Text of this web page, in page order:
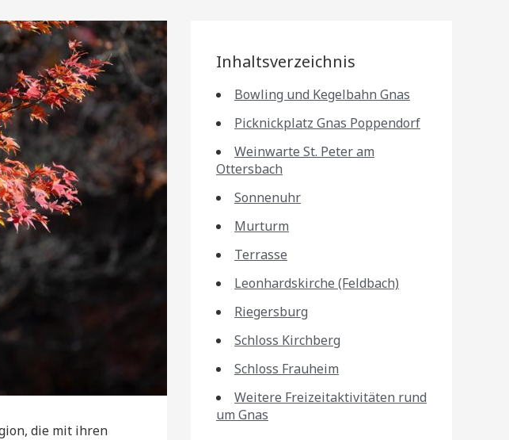
die mit ihren
Inhaltsverzeichnis
Bowling und Kegelbahn Gnas
Picknickplatz Gnas Poppendorf
Weinwarte St. Peter am
Ottersbach
Sonnenuhr
Murturm
Terrasse
Leonhardskirche (Feldbach)
Riegersburg
Schloss Kirchberg
Schloss Frauheim
Weitere Freizeitaktivitäten rund
um Gnas